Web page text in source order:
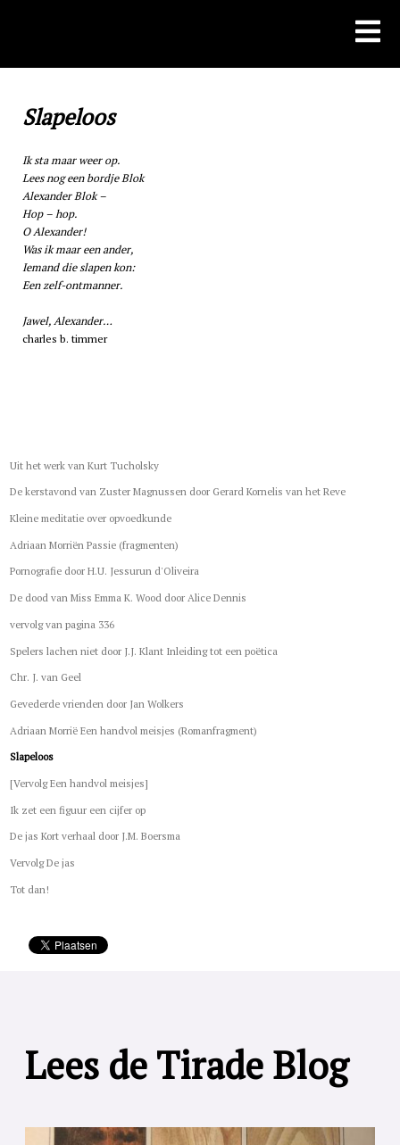
Slapeloos
Ik sta maar weer op.
Lees nog een bordje Blok
Alexander Blok –
Hop – hop.
O Alexander!
Was ik maar een ander,
Iemand die slapen kon:
Een zelf-ontmanner.
Jawel, Alexander…
charles b. timmer
Uit het werk van Kurt Tucholsky
De kerstavond van Zuster Magnussen door Gerard Kornelis van het Reve
Kleine meditatie over opvoedkunde
Adriaan Morriën Passie (fragmenten)
Pornografie door H.U. Jessurun d'Oliveira
De dood van Miss Emma K. Wood door Alice Dennis
vervolg van pagina 336
Spelers lachen niet door J.J. Klant Inleiding tot een poëtica
Chr. J. van Geel
Gevederde vrienden door Jan Wolkers
Adriaan Morrië Een handvol meisjes (Romanfragment)
Slapeloos
[Vervolg Een handvol meisjes]
Ik zet een figuur een cijfer op
De jas Kort verhaal door J.M. Boersma
Vervolg De jas
Tot dan!
Lees de Tirade Blog